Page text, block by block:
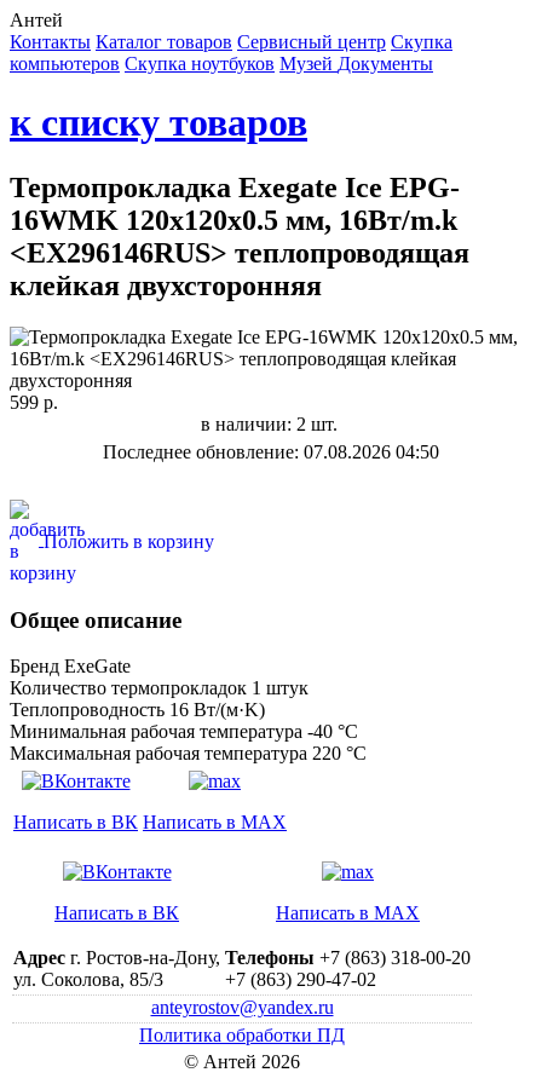
Антей
Контакты Каталог товаров Сервисный центр Cкупка
компьютеров Cкупка ноутбуков Музей Документы
к списку товаров
Термопрокладка Exegate Ice EPG-
16WMK 120х120x0.5 мм, 16Вт/m.k
<EX296146RUS> теплопроводящая
клейкая двухсторонняя
599 р.
в наличии: 2 шт.
Последнее обновление: 07.08.2026 04:50
Положить в корзину
Общее описание
Бренд ExeGate
Количество термопрокладок 1 штук
Теплопроводность 16 Вт/(м·K)
Минимальная рабочая температура -40 °C
Максимальная рабочая температура 220 °C
Написать в ВК Написать в MAX
Написать в ВК Написать в MAX
Адрес г. Ростов-на-Дону,
ул. Соколова, 85/3
Телефоны +7 (863) 318-00-20
+7 (863) 290-47-02
anteyrostov@yandex.ru
Политика обработки ПД
© Антей 2026